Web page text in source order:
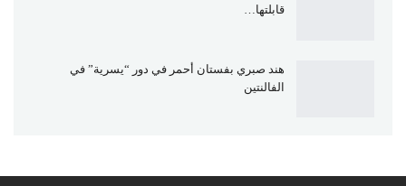
قابلتها…
هند صبري بفستان أحمر في دور “يسرية” في
الفالنتين